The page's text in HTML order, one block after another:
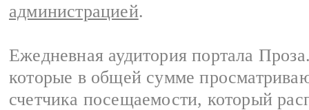
администрацией.
Ежедневная аудитория портала
которые в общей сумме
счетчика посещаемости, который